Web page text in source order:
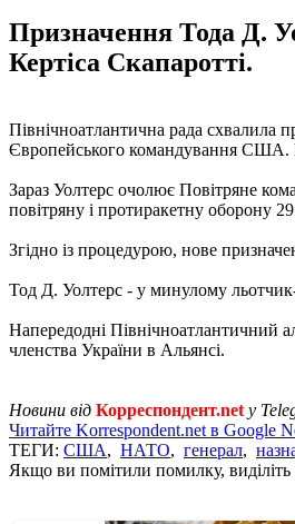
Призначення Тода Д.
Кертіса Скапаротті.
Північноатлантична рада схвалила
Європейського командування США.
Зараз Уолтерс очолює Повітряне
повітряну і протиракетну оборону
Згідно із процедурою, нове
Тод Д. Уолтерс - у минулому
Напередодні Північноатлантичний
членства України в Альянсі.
Новини від Корреспондент.net у
Читайте Korrespondent.net в Google
ТЕГИ: США, НАТО, генерал,
Якщо ви помітили помилку,